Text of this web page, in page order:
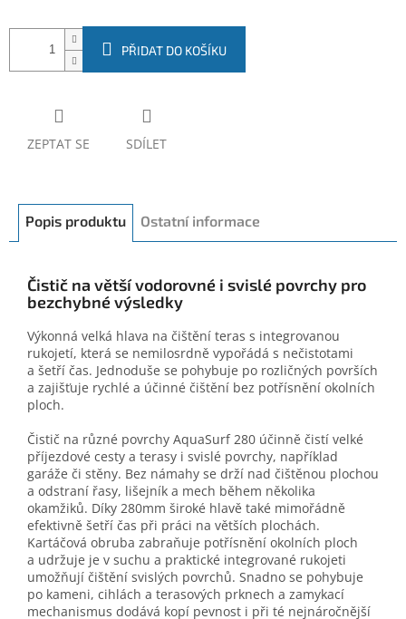
PŘIDAT DO KOŠÍKU
ZEPTAT SE SDÍLET
Popis produktu Ostatní informace
Čistič na větší vodorovné i svislé povrchy pro
bezchybné výsledky
Výkonná velká hlava na čištění teras s integrovanou
rukojetí, která se nemilosrdně vypořádá s nečistotami
a šetří čas. Jednoduše se pohybuje po rozličných površích
a zajišťuje rychlé a účinné čištění bez potřísnění okolních
ploch.
Čistič na různé povrchy AquaSurf 280 účinně čistí velké
příjezdové cesty a terasy i svislé povrchy, například
garáže či stěny. Bez námahy se drží nad čištěnou plochou
a odstraní řasy, lišejník a mech během několika
okamžiků. Díky 280mm široké hlavě také mimořádně
efektivně šetří čas při práci na větších plochách.
Kartáčová obruba zabraňuje potřísnění okolních ploch
a udržuje je v suchu a praktické integrované rukojeti
umožňují čištění svislých povrchů. Snadno se pohybuje
po kameni, cihlách a terasových prknech a zamykací
mechanismus dodává kopí pevnost i při té nejnáročnější